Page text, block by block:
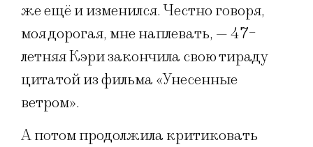
же ещё и изменился. Честно говоря,
моя дорогая, мне наплевать, — 47-
летняя Кэри закончила свою тираду
цитатой из фильма «Унесенные
ветром».
А потом продолжила критиковать